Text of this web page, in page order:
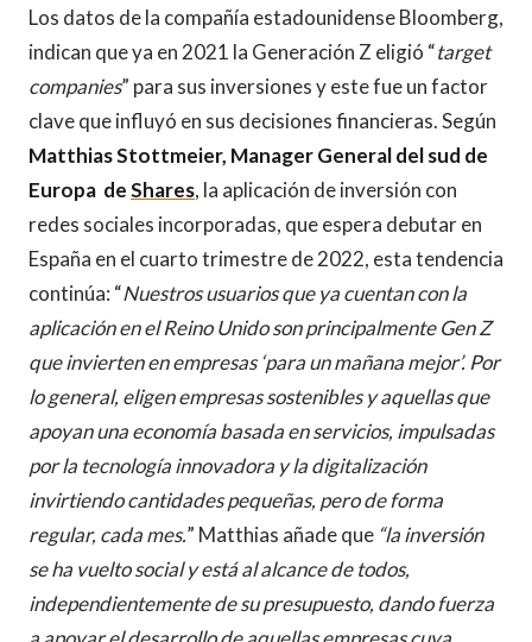
Los datos de la compañía estadounidense Bloomberg,
indican que ya en 2021 la Generación Z eligió “target
companies” para sus inversiones y este fue un factor
clave que influyó en sus decisiones financieras. Según
Matthias Stottmeier, Manager General del sud de
Europa deShares, la aplicación de inversión con
redes sociales incorporadas, que espera debutar en
España en el cuarto trimestre de 2022, esta tendencia
continúa: “Nuestros usuarios que ya cuentan con la
aplicación en el Reino Unido son principalmente Gen Z
que invierten en empresas ‘para un mañana mejor’. Por
lo general, eligen empresas sostenibles y aquellas que
apoyan una economía basada en servicios, impulsadas
por la tecnología innovadora y la digitalización
invirtiendo cantidades pequeñas, pero de forma
regular, cada mes.” Matthias añade que “la inversión
se ha vuelto social y está al alcance de todos,
independientemente de su presupuesto, dando fuerza